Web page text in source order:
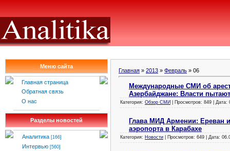
Меню сайта
Главная страница
Обратная связь
О нас
Разделы новостей
Аналитика [166]
Интервью [560]
Главная » 2013 » Февраль » 06
Международные СМИ об
Азербайджане: Власти
Категория: Обзор СМИ | Просмотров: 849 | Дата:
Глава МИД Армении: Ереван и
аэропорта в Карабахе
Категория: Новости | Просмотров: 649 | Дата: